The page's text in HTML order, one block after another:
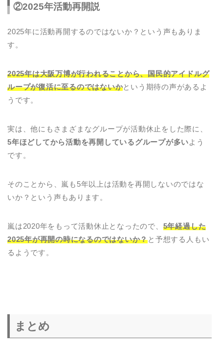
②2025年活動再開説
2025年に活動再開するのではないか？という声もありま
す。
2025年は大阪万博が行われることから、国民的アイドルグ
ループが復活に至るのではないかという期待の声があるよ
うです。
実は、他にもさまざまなグループが活動休止をした際に、
5年ほどしてから活動を再開しているグループが多いよう
です。
そのことから、嵐も5年以上は活動を再開しないのではな
いか？という声もあります。
嵐は2020年をもって活動休止となったので、 5年経過した
2025年が再開の時になるのではないか？と予想する人もい
るようです。
まとめ